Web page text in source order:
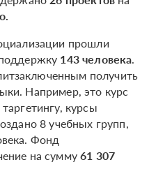
прошли
143 человека.
получить
Например, это курс
курсы
8 учебных групп,
Фонд
на сумму61 307